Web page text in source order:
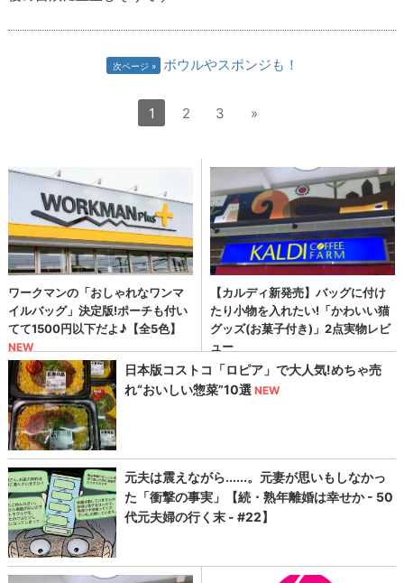
次ページ ボウルやスポンジも！
1 2 3 »